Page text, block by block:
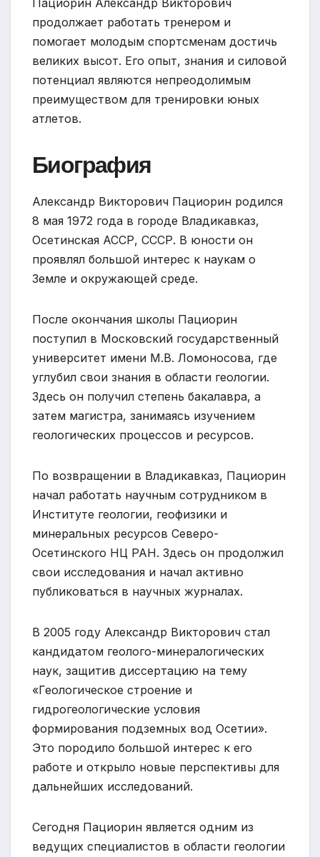
продолжает работать тренером и
помогает молодым спортсменам достичь
великих высот. Его опыт, знания и силовой
потенциал являются непреодолимым
преимуществом для тренировки юных
атлетов.
Биография
Александр Викторович Пациорин родился
8 мая 1972 года в городе Владикавказ,
Осетинская АССР, СССР. В юности он
проявлял большой интерес к наукам о
Земле и окружающей среде.
После окончания школы Пациорин
поступил в Московский государственный
университет имени М.В. Ломоносова, где
углубил свои знания в области геологии.
Здесь он получил степень бакалавра, а
затем магистра, занимаясь изучением
геологических процессов и ресурсов.
По возвращении в Владикавказ, Пациорин
начал работать научным сотрудником в
Институте геологии, геофизики и
минеральных ресурсов Северо-
Осетинского НЦ РАН. Здесь он продолжил
свои исследования и начал активно
публиковаться в научных журналах.
В 2005 году Александр Викторович стал
кандидатом геолого-минералогических
наук, защитив диссертацию на тему
«Геологическое строение и
гидрогеологические условия
формирования подземных вод Осетии».
Это породило большой интерес к его
работе и открыло новые перспективы для
дальнейших исследований.
Сегодня Пациорин является одним из
ведущих специалистов в области геологии